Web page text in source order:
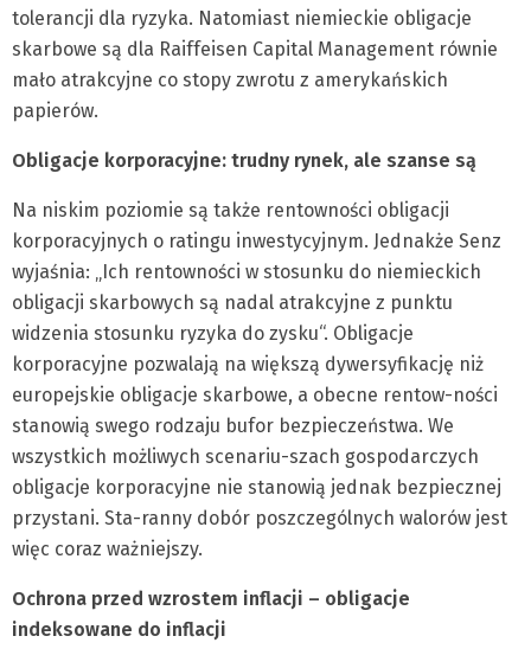
tolerancji dla ryzyka. Natomiast niemieckie obligacje
skarbowe są dla Raiffeisen Capital Management równie
mało atrakcyjne co stopy zwrotu z amerykańskich
papierów.
Obligacje korporacyjne: trudny rynek, ale szanse są
Na niskim poziomie są także rentowności obligacji
korporacyjnych o ratingu inwestycyjnym. Jednakże Senz
wyjaśnia: „Ich rentowności w stosunku do niemieckich
obligacji skarbowych są nadal atrakcyjne z punktu
widzenia stosunku ryzyka do zysku“. Obligacje
korporacyjne pozwalają na większą dywersyfikację niż
europejskie obligacje skarbowe, a obecne rentow-ności
stanowią swego rodzaju bufor bezpieczeństwa. We
wszystkich możliwych scenariu-szach gospodarczych
obligacje korporacyjne nie stanowią jednak bezpiecznej
przystani. Sta-ranny dobór poszczególnych walorów jest
więc coraz ważniejszy.
Ochrona przed wzrostem inflacji – obligacje
indeksowane do inflacji